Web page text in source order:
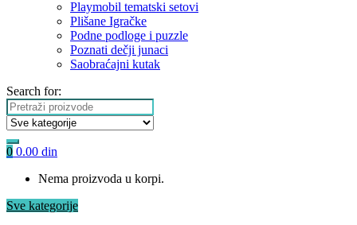
Playmobil tematski setovi
Plišane Igračke
Podne podloge i puzzle
Poznati dečji junaci
Saobraćajni kutak
Search for:
0 0.00 din
Nema proizvoda u korpi.
Sve kategorije